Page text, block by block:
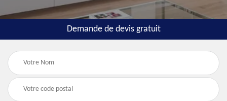
Demande de devis gratuit